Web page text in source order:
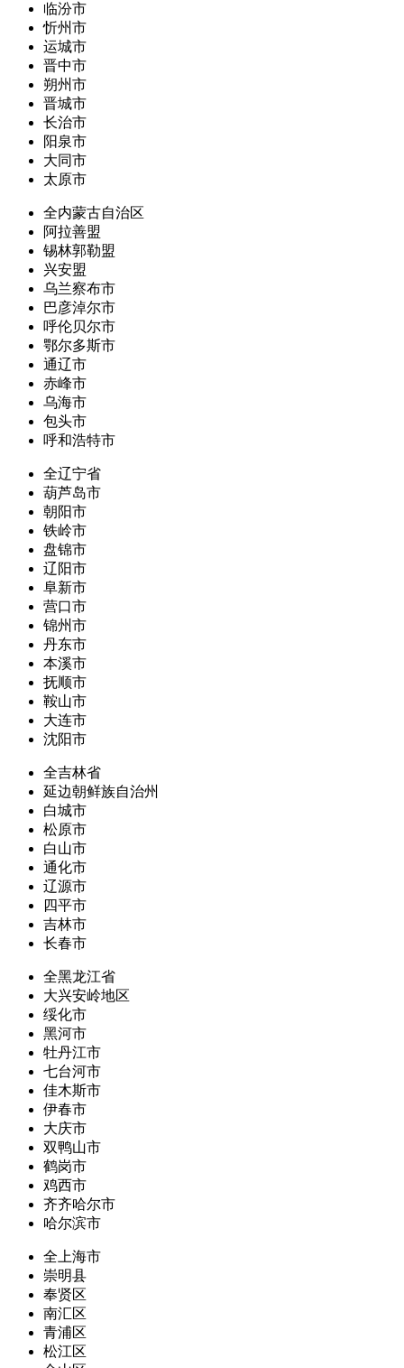
临汾市
忻州市
运城市
晋中市
朔州市
晋城市
长治市
阳泉市
大同市
太原市
全内蒙古自治区
阿拉善盟
锡林郭勒盟
兴安盟
乌兰察布市
巴彦淖尔市
呼伦贝尔市
鄂尔多斯市
通辽市
赤峰市
乌海市
包头市
呼和浩特市
全辽宁省
葫芦岛市
朝阳市
铁岭市
盘锦市
辽阳市
阜新市
营口市
锦州市
丹东市
本溪市
抚顺市
鞍山市
大连市
沈阳市
全吉林省
延边朝鲜族自治州
白城市
松原市
白山市
通化市
辽源市
四平市
吉林市
长春市
全黑龙江省
大兴安岭地区
绥化市
黑河市
牡丹江市
七台河市
佳木斯市
伊春市
大庆市
双鸭山市
鹤岗市
鸡西市
齐齐哈尔市
哈尔滨市
全上海市
崇明县
奉贤区
南汇区
青浦区
松江区